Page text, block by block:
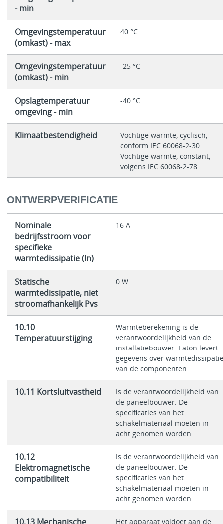
- min
Omgevingstemperatuur
(omkast) - max
40 °C
Omgevingstemperatuur
(omkast) - min
-25 °C
Opslagtemperatuur
omgeving - min
-40 °C
Klimaatbestendigheid
Vochtige warmte, cyclisch,
conform IEC 60068-2-30
Vochtige warmte, constant,
volgens IEC 60068-2-78
ONTWERPVERIFICATIE
Nominale
bedrijfsstroom voor
specifieke
warmtedissipatie (In)
16 A
Statische
warmtedissipatie, niet
stroomafhankelijk Pvs
0 W
10.10
Temperatuurstijging
Warmteberekening is de
verantwoordelijkheid van de
installatiebouwer. Eaton levert
gegevens over warmtedissipatie
van de componenten.
10.11 Kortsluitvastheid
Is de verantwoordelijkheid van
de paneelbouwer. De
specificaties van het
schakelmateriaal moeten in
acht genomen worden.
10.12
Elektromagnetische
compatibiliteit
Is de verantwoordelijkheid van
de paneelbouwer. De
specificaties van het
schakelmateriaal moeten in
acht genomen worden.
10.13 Mechanische
Het apparaat voldoet aan de